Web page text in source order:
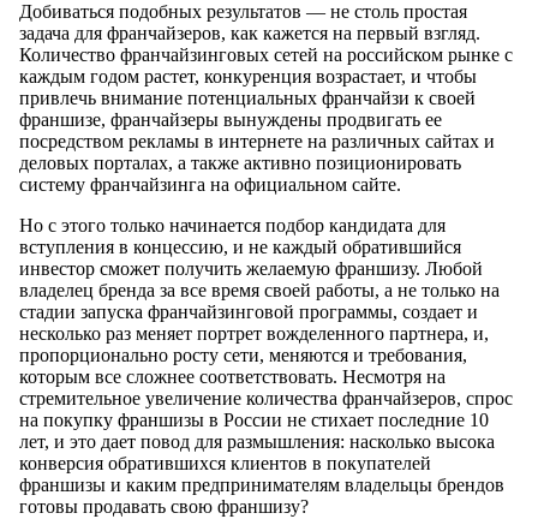
Добиваться подобных результатов — не столь простая
задача для франчайзеров, как кажется на первый взгляд.
Количество франчайзинговых сетей на российском рынке с
каждым годом растет, конкуренция возрастает, и чтобы
привлечь внимание потенциальных франчайзи к своей
франшизе, франчайзеры вынуждены продвигать ее
посредством рекламы в интернете на различных сайтах и
деловых порталах, а также активно позиционировать
систему франчайзинга на официальном сайте.
Но с этого только начинается подбор кандидата для
вступления в концессию, и не каждый обратившийся
инвестор сможет получить желаемую франшизу. Любой
владелец бренда за все время своей работы, а не только на
стадии запуска франчайзинговой программы, создает и
несколько раз меняет портрет вожделенного партнера, и,
пропорционально росту сети, меняются и требования,
которым все сложнее соответствовать. Несмотря на
стремительное увеличение количества франчайзеров, спрос
на покупку франшизы в России не стихает последние 10
лет, и это дает повод для размышления: насколько высока
конверсия обратившихся клиентов в покупателей
франшизы и каким предпринимателям владельцы брендов
готовы продавать свою франшизу?